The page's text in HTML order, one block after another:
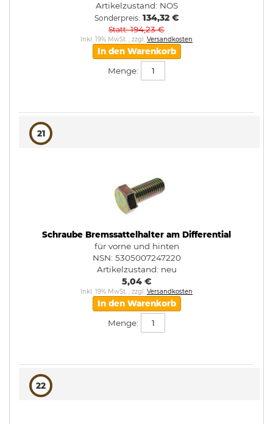
Artikelzustand: NOS
Sonderpreis 134,32 €
Statt 194,23 €
Inkl. 19% MwSt. , zzgl. Versandkosten
In den Warenkorb
Menge:
21
Schraube Bremssattelhalter am Differential
für vorne und hinten
NSN: 5305007247220
Artikelzustand: neu
5,04 €
Inkl. 19% MwSt. , zzgl. Versandkosten
In den Warenkorb
Menge:
22